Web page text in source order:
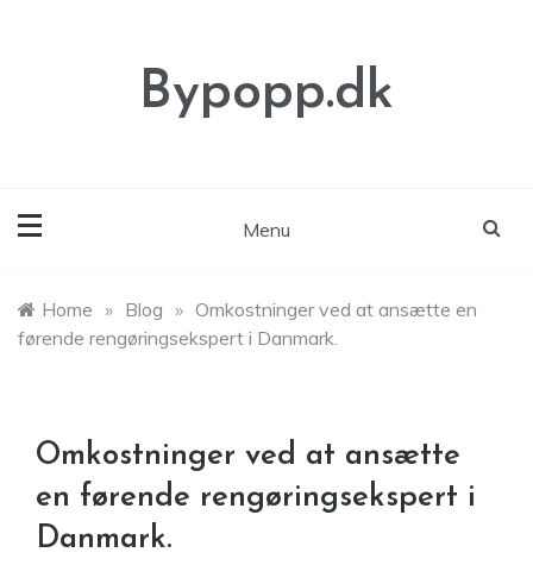
Bypopp.dk
Menu
Home » Blog » Omkostninger ved at ansætte en
førende rengøringsekspert i Danmark.
Omkostninger ved at ansætte
en førende rengøringsekspert i
Danmark.